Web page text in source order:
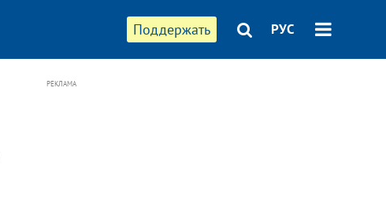
Поддержать РУС
РЕКЛАМА